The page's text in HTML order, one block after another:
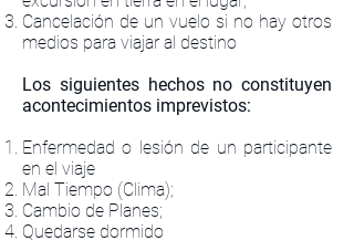
Cancelación de un vuelo si no hay otros
medios para viajar al destino
Los siguientes hechos no constituyen
acontecimientos imprevistos:
Enfermedad o lesión de un participante
en el viaje
Mal Tiempo (Clima);
Cambio de Planes;
Quedarse dormido